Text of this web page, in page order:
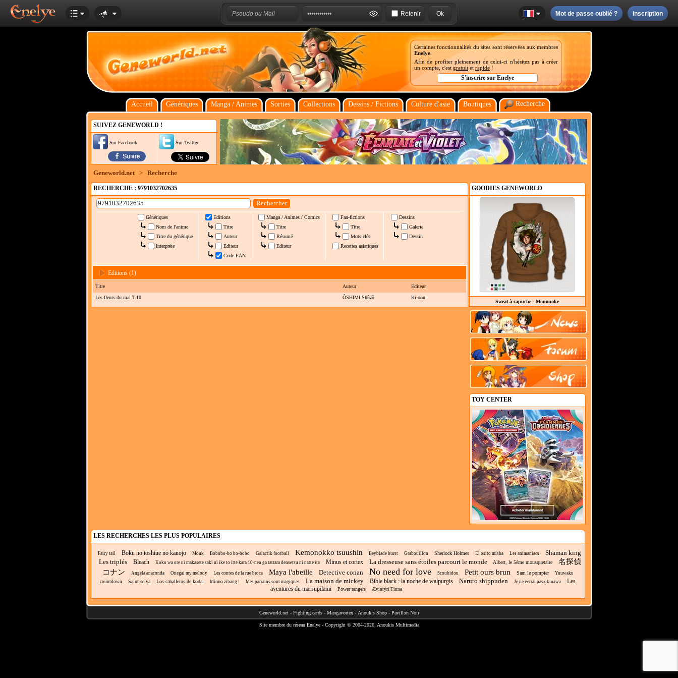
Retenir Mot de passe oublié ? Inscription
Certaines fonctionnalités du sites sont réservées aux membres
Enelye
Afin de profiter pleinement de celui-ci n'hésitez pas à créer
un compte, c'est gratuit et rapide !
Accueil Génériques Manga / Animes Sorties Collections Dessins / Fictions Culture d'asie Boutiques Recherche
SUIVEZ GENEWORLD !
Sur Facebook Sur Twitter
Geneworld.net > Recherche
RECHERCHE : 9791032702635
Génériques
Nom de l'anime
Titre du générique
Interprète
Editions
Titre
Auteur
Editeur
Code EAN
Manga / Animes / Comics
Titre
Résumé
Editeur
Fan-fictions
Titre
Mots clés
Recettes asiatiques
Dessins
Galerie
Dessin
Editions (1)
Titre Auteur
Editeur
Les fleurs du mal T.10
ÔSHIMI Shûzô Ki-oon
GOODIES GENEWORLD
Sweat à capuche - Mononoke
TOY CENTER
LES RECHERCHES LES PLUS POPULAIRES
Fairy tail Boku no toshiue no kanojo Mouk Bobobo-bo bo-bobo Galactik football Kemonokko tsuushin Beyblade burst Grabouillon Sherlock Holmes El osito misha Les animaniacs
Shaman king
Les triplés
Bleach Koko wa ore ni makasete saki ni ike to itte kara 10-nen ga tattara densetsu ni natte ita Minus et cortex La dresseuse sans étoiles parcourt le monde Albert, le 5ème mousquetaire
名探偵
コナン
Angela anaconda Onegai my melody Les contes de la rue broca Maya l'abeille Detective conan No need for love Scoubidou Petit ours brun Sam le pompier
Yuuwaku
countdown
Saint seiya Los caballeros de kodai Mirmo zibang ! Mes parrains sont magiques La maison de mickey Bible black : la noche de walpurgis Naruto shippuden Je ne verrai pas okinawa
Les
aventures du marsupilami
Power rangers Ævintýri Tinna
Geneworld.net- Fighting cards- Mangavortex- Anoukis Shop- Pavillon Noir
Site membre du réseau Enelye- Copyright © 2004-2026, Anoukis Multimedia